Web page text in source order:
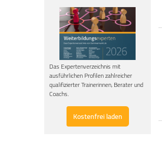
Das Expertenverzeichnis mit
ausführlichen Profilen zahlreicher
qualifizierter Trainerinnen, Berater und
Coachs.
Kostenfrei laden